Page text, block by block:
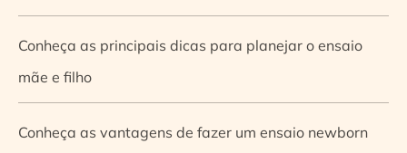
Conheça as principais dicas para planejar o ensaio
mãe e filho
Conheça as vantagens de fazer um ensaio newborn